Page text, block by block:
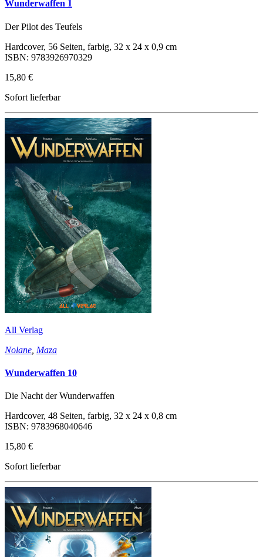
Wunderwaffen 1
Der Pilot des Teufels
Hardcover, 56 Seiten, farbig, 32 x 24 x 0,9 cm
ISBN: 9783926970329
15,80 €
Sofort lieferbar
All Verlag
Nolane Maza
Wunderwaffen 10
Die Nacht der Wunderwaffen
Hardcover, 48 Seiten, farbig, 32 x 24 x 0,8 cm
ISBN: 9783968040646
15,80 €
Sofort lieferbar